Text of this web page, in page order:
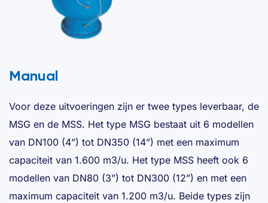
Manual
Voor deze uitvoeringen zijn er twee types leverbaar, de
MSG en de MSS. Het type MSG bestaat uit 6 modellen
van DN100 (4”) tot DN350 (14”) met een maximum
capaciteit van 1.600 m3/u. Het type MSS heeft ook 6
modellen van DN80 (3”) tot DN300 (12”) en met een
maximum capaciteit van 1.200 m3/u. Beide types zijn